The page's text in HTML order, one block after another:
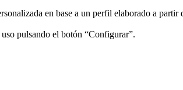
en base a un perfil elaborado a
pulsando el botón “Configurar”.